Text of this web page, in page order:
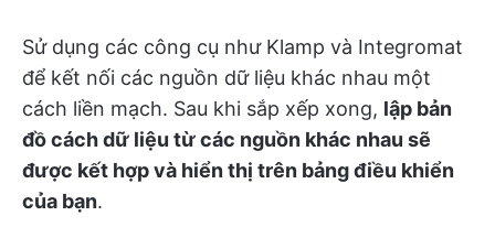
Sử dụng các công cụ như Klamp và Integromat
để kết nối các nguồn dữ liệu khác nhau một
cách liền mạch. Sau khi sắp xếp xong, lập bản
đồ cách dữ liệu từ các nguồn khác nhau sẽ
được kết hợp và hiển thị trên bảng điều khiển
của bạn.